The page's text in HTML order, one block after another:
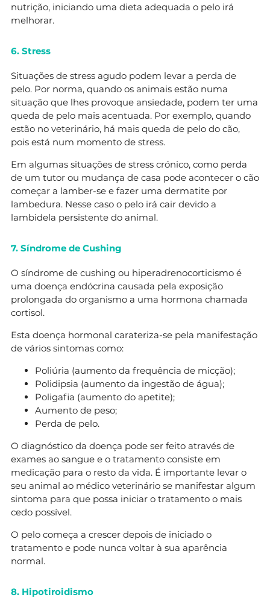
nutrição, iniciando uma dieta adequada o pelo irá
melhorar.
6. Stress
Situações de stress agudo podem levar a perda de
pelo. Por norma, quando os animais estão numa
situação que lhes provoque ansiedade, podem ter uma
queda de pelo mais acentuada. Por exemplo, quando
estão no veterinário, há mais queda de pelo do cão,
pois está num momento de stress.
Em algumas situações de stress crónico, como perda
de um tutor ou mudança de casa pode acontecer o cão
começar a lamber-se e fazer uma dermatite por
lambedura. Nesse caso o pelo irá cair devido a
lambidela persistente do animal.
7. Síndrome de Cushing
O síndrome de cushing ou hiperadrenocorticismo é
uma doença endócrina causada pela exposição
prolongada do organismo a uma hormona chamada
cortisol.
Esta doença hormonal carateriza-se pela manifestação
de vários sintomas como:
Poliúria (aumento da frequência de micção);
Polidipsia (aumento da ingestão de água);
Poligafia (aumento do apetite);
Aumento de peso;
Perda de pelo.
O diagnóstico da doença pode ser feito através de
exames ao sangue e o tratamento consiste em
medicação para o resto da vida. É importante levar o
seu animal ao médico veterinário se manifestar algum
sintoma para que possa iniciar o tratamento o mais
cedo possível.
O pelo começa a crescer depois de iniciado o
tratamento e pode nunca voltar à sua aparência
normal.
8. Hipotiroidismo